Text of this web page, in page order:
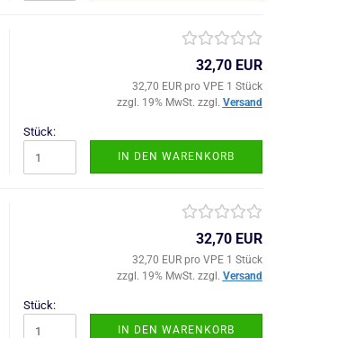
32,70 EUR
32,70 EUR pro VPE 1 Stück
zzgl. 19% MwSt. zzgl. Versand
Stück:
IN DEN WARENKORB
32,70 EUR
32,70 EUR pro VPE 1 Stück
zzgl. 19% MwSt. zzgl. Versand
Stück:
IN DEN WARENKORB